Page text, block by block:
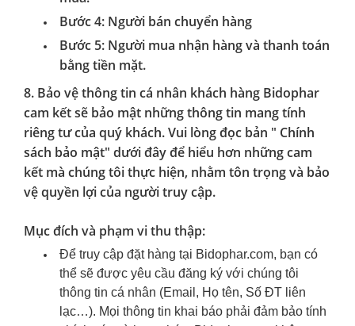
Bước 4: Người bán chuyển hàng
Bước 5: Người mua nhận hàng và thanh toán
bằng tiền mặt.
8. Bảo vệ thông tin cá nhân khách hàng Bidophar
cam kết sẽ bảo mật những thông tin mang tính
riêng tư của quý khách. Vui lòng đọc bản " Chính
sách bảo mật" dưới đây để hiểu hơn những cam
kết mà chúng tôi thực hiện, nhằm tôn trọng và bảo
vệ quyền lợi của người truy cập.
Mục đích và phạm vi thu thập:
Để truy cập đặt hàng tại Bidophar.com, bạn có
thể sẽ được yêu cầu đăng ký với chúng tôi
thông tin cá nhân (Email, Họ tên, Số ĐT liên
lạc…). Mọi thông tin khai báo phải đảm bảo tính